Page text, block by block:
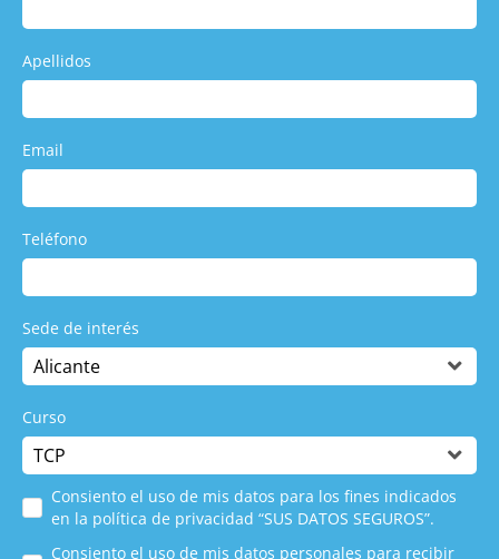
Apellidos
Email
Teléfono
Sede de interés
Curso
Consiento el uso de mis datos para los fines indicados
en la política de privacidad “SUS DATOS SEGUROS”.
Consiento el uso de mis datos personales para recibir